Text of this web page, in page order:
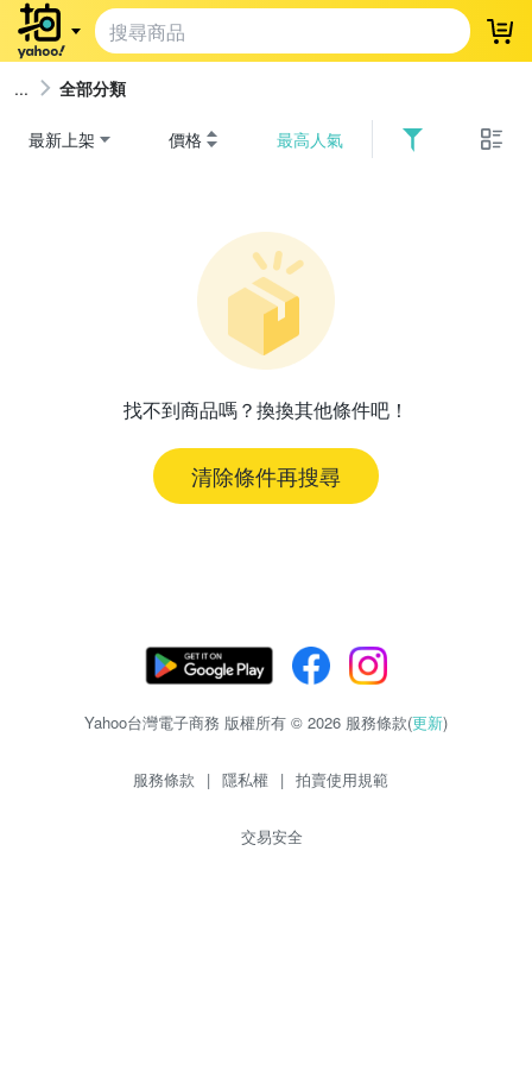
登
全部分類
最新上架 價格 最高人氣
找不到商品嗎？換換其他條件吧！
清除條件再搜尋
Yahoo台灣電子商務 版權所有 © 2026 服務條款(更新)
服務條款 | 隱私權 | 拍賣使用規範
交易安全